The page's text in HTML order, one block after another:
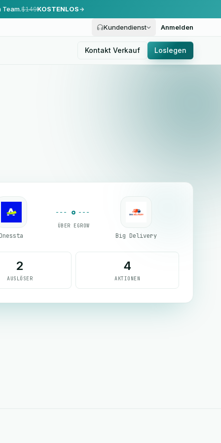
Team.$149KOSTENLOS
Kundendienst Anmelden
Kontakt Verkauf Loslegen
ÜBER EGROW
Big Delivery
2
AUSLÖSER
4
AKTIONEN